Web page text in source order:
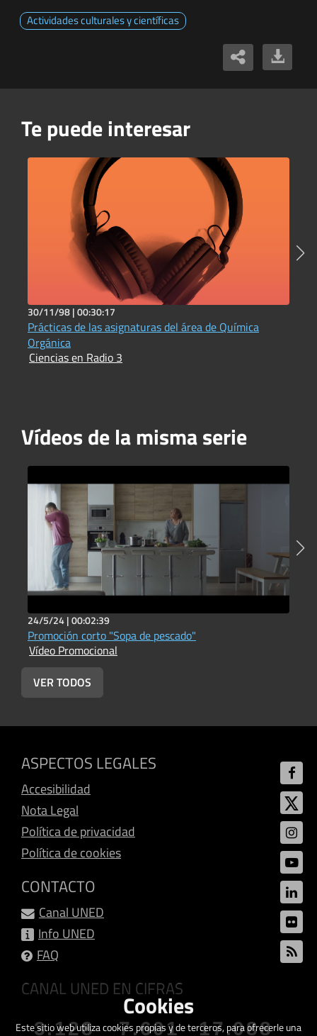
Actividades culturales y científicas
Te puede interesar
30/11/98 |00:30:17
Prácticas de las asignaturas del área de Química
Orgánica
Ciencias en Radio 3
Vídeos de la misma serie
24/5/24 |00:02:39
Promoción corto "Sopa de pescado"
Vídeo Promocional
VER TODOS
ASPECTOS LEGALES
Accesibilidad
Nota Legal
Política de privacidad
Política de cookies
CONTACTO
Canal UNED
Info UNED
FAQ
CANAL UNED EN CIFRAS
3.128 7.601 17.088
Cookies
Este sitio web utiliza cookies propias y de terceros, para ofrecerle una